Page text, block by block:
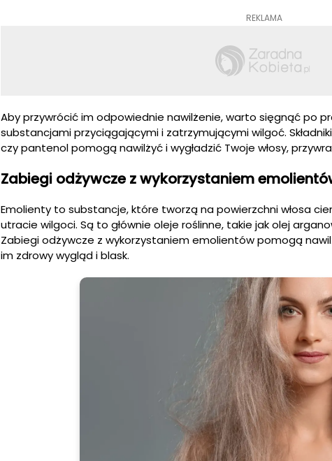
REKLAMA
Aby przywrócić im odpowiednie nawilżenie, warto sięgnąć po
substancjami przyciągającymi i zatrzymującymi wilgoć.
czy pantenol pomogą nawilżyć i wygładzić Twoje włosy,
Zabiegi odżywcze z wykorzystaniem
Emolienty to substancje, które tworzą na powierzchni włosa
utracie wilgoci. Są to głównie oleje roślinne, takie jak olej
Zabiegi odżywcze z wykorzystaniem emolientów pomogą
im zdrowy wygląd i blask.